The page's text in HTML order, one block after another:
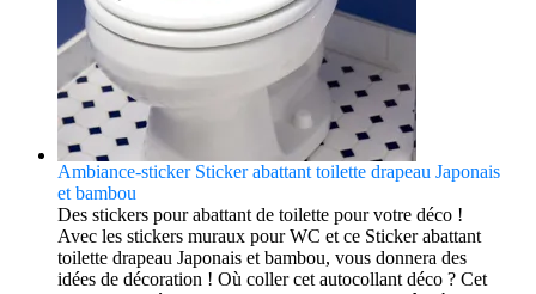
Ambiance-sticker Sticker abattant toilette drapeau Japonais
et bambou
Des stickers pour abattant de toilette pour votre déco !
Avec les stickers muraux pour WC et ce Sticker abattant
toilette drapeau Japonais et bambou, vous donnera des
idées de décoration ! Où coller cet autocollant déco ? Cet